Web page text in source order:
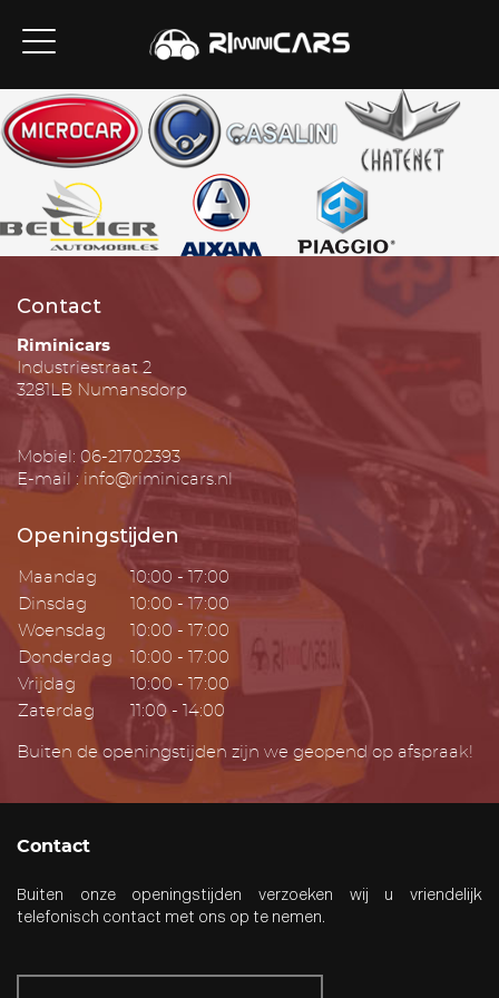
Contact
Riminicars
Industriestraat 2
3281LB Numansdorp
Mobiel: 06-21702393
E-mail : info@riminicars.nl
Openingstijden
Maandag
10:00 - 17:00
Dinsdag
10:00 - 17:00
Woensdag
10:00 - 17:00
Donderdag
10:00 - 17:00
Vrijdag
10:00 - 17:00
Zaterdag
11:00 - 14:00
Buiten de openingstijden zijn we geopend op afspraak!
Contact
Buiten onze openingstijden verzoeken wij u vriendelijk
telefonisch contact met ons op te nemen.